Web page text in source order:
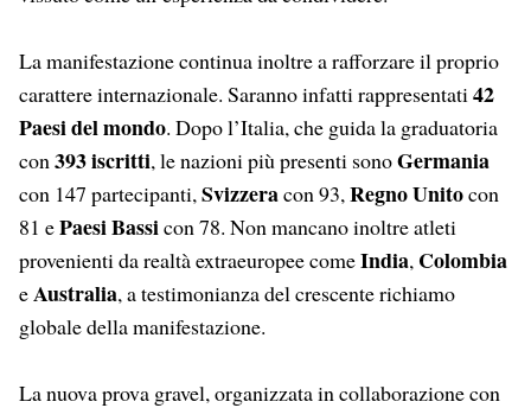
La manifestazione continua inoltre a rafforzare il proprio
carattere internazionale. Saranno infatti rappresentati 42
Paesi del mondo. Dopo l’Italia, che guida la graduatoria
con 393 iscritti, le nazioni più presenti sonoGermania
con 147 partecipanti, Svizzeracon 93, Regno Unitocon
81 ePaesi Bassicon 78. Non mancano inoltre atleti
provenienti da realtà extraeuropee comeIndia, Colombia
eAustralia, a testimonianza del crescente richiamo
globale della manifestazione.
La nuova prova gravel, organizzata in collaborazione con